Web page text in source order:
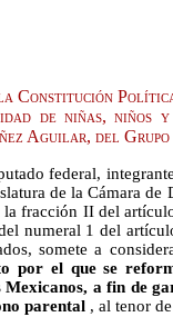
Constitución
de niñas, niños
Aguilar, del
federal,
de la Cámara de
fracción II del
numeral 1 del
somete a
por el que se
a fin de
parental , al tenor